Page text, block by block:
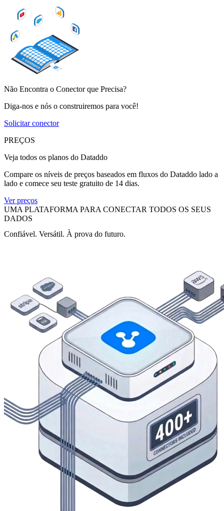
Não Encontra o Conector que Precisa?
Diga-nos e nós o construiremos para você!
Solicitar conector
PREÇOS
Veja todos os planos do Dataddo
Compare os níveis de preços baseados em fluxos do Dataddo lado a
lado e comece seu teste gratuito de 14 dias.
Ver preços
UMA PLATAFORMA PARA CONECTAR TODOS OS SEUS
DADOS
Confiável. Versátil. À prova do futuro.